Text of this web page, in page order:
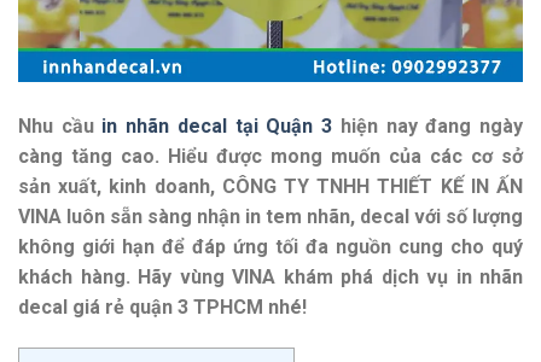
Nhu cầu in nhãn decal tại Quận 3 hiện nay đang ngày
càng tăng cao. Hiểu được mong muốn của các cơ sở
sản xuất, kinh doanh, CÔNG TY TNHH THIẾT KẾ IN ẤN
VINA luôn sẵn sàng nhận in tem nhãn, decal với số lượng
không giới hạn để đáp ứng tối đa nguồn cung cho quý
khách hàng. Hãy vùng VINA khám phá dịch vụ in nhãn
decal giá rẻ quận 3 TPHCM nhé!